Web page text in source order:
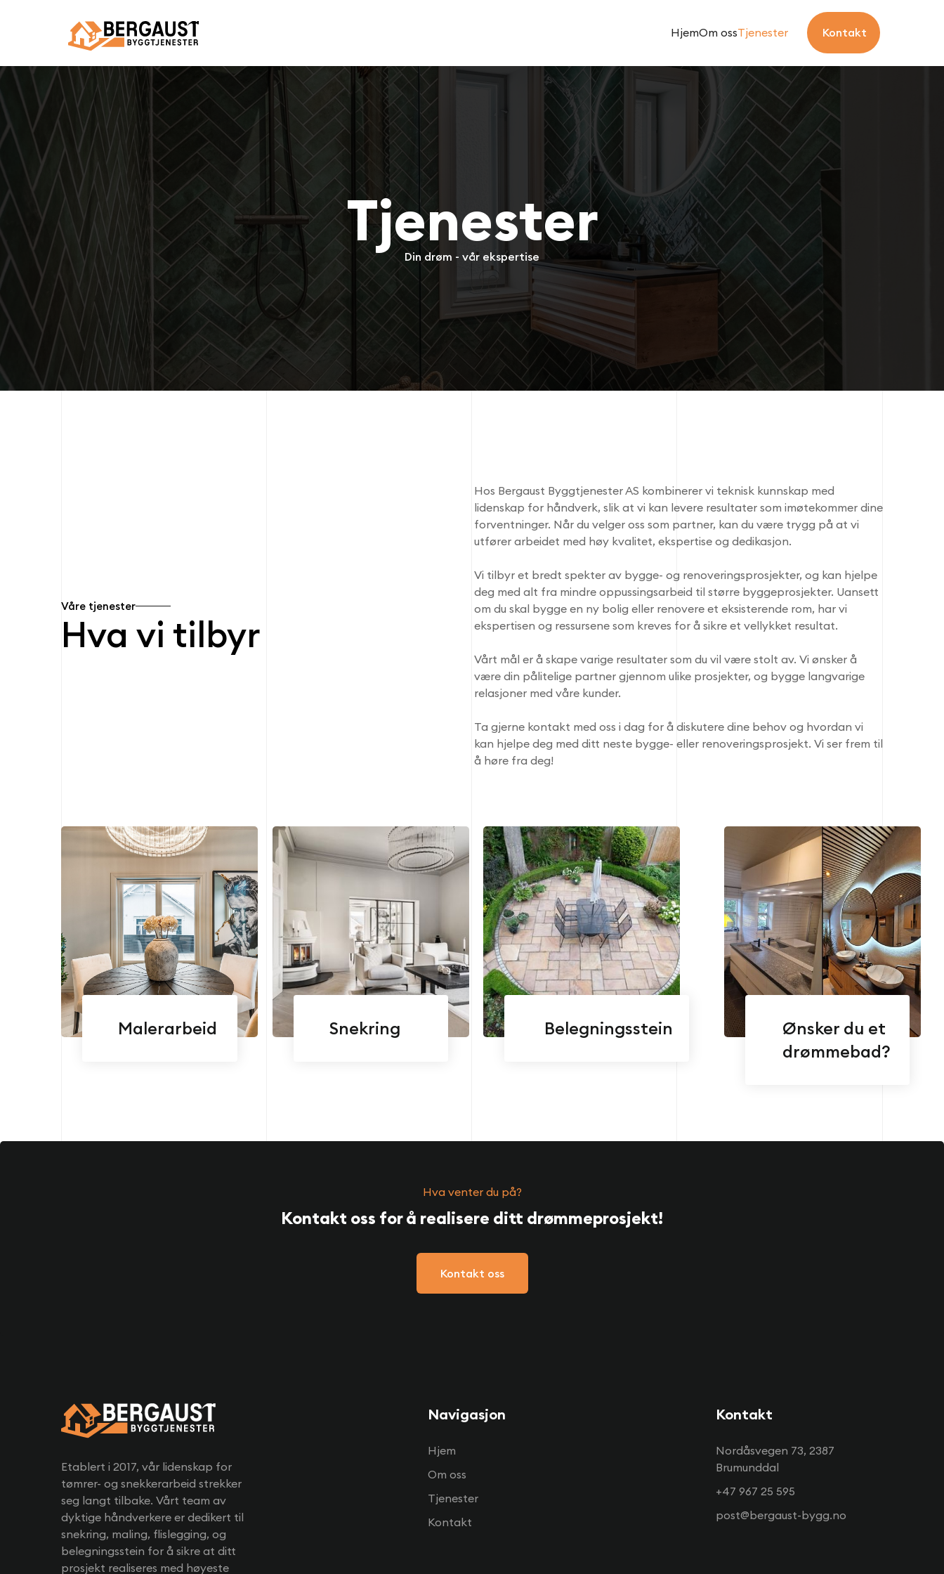
HjemOm ossTjenester Kontakt
Tjenester
Din drøm - vår ekspertise
Våre tjenester
Hva vi tilbyr
Hos Bergaust Byggtjenester AS kombinerer vi teknisk kunnskap med
lidenskap for håndverk, slik at vi kan levere resultater som imøtekommer dine
forventninger. Når du velger oss som partner, kan du være trygg på at vi
utfører arbeidet med høy kvalitet, ekspertise og dedikasjon.
Vi tilbyr et bredt spekter av bygge- og renoveringsprosjekter, og kan hjelpe
deg med alt fra mindre oppussingsarbeid til større byggeprosjekter. Uansett
om du skal bygge en ny bolig eller renovere et eksisterende rom, har vi
ekspertisen og ressursene som kreves for å sikre et vellykket resultat.
Vårt mål er å skape varige resultater som du vil være stolt av. Vi ønsker å
være din pålitelige partner gjennom ulike prosjekter, og bygge langvarige
relasjoner med våre kunder.
Ta gjerne kontakt med oss i dag for å diskutere dine behov og hvordan vi
kan hjelpe deg med ditt neste bygge- eller renoveringsprosjekt. Vi ser frem til
å høre fra deg!
Malerarbeid Snekring Belegningsstein
Ønsker du et
drømmebad?
Hva venter du på?
Kontakt oss for å realisere ditt drømmeprosjekt!
Kontakt oss
Etablert i 2017, vår lidenskap for
tømrer- og snekkerarbeid strekker
seg langt tilbake. Vårt team av
dyktige håndverkere er dedikert til
snekring, maling, flislegging, og
belegningsstein for å sikre at ditt
prosjekt realiseres med høyeste
Navigasjon
Hjem
Om oss
Tjenester
Kontakt
Kontakt
Nordåsvegen 73, 2387
Brumunddal
+47 967 25 595
post@bergaust-bygg.no